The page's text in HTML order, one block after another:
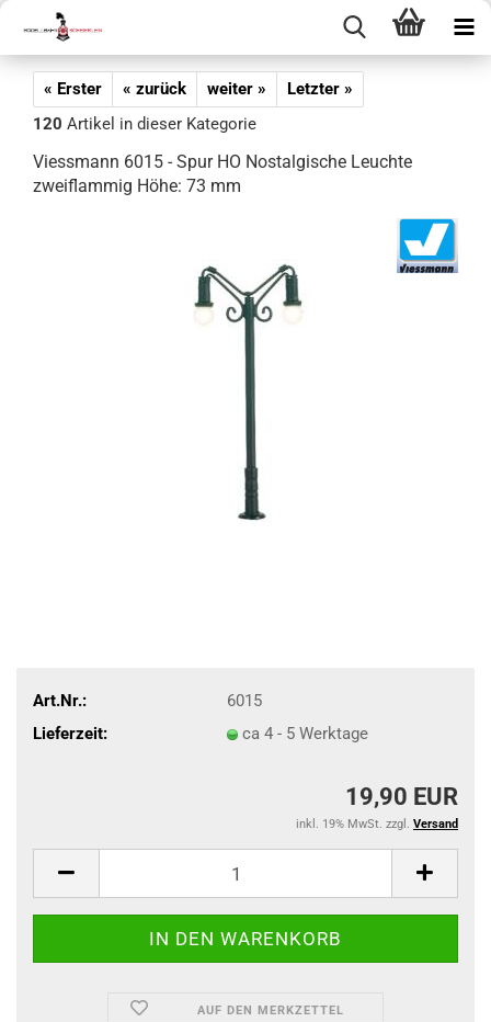
« Erster « zurück weiter »
Letzter »
120 Artikel in dieser Kategorie
Viessmann 6015 - Spur HO Nostalgische Leuchte
zweiflammig Höhe: 73 mm
Art.Nr.:
6015
Lieferzeit:
ca 4 - 5 Werktage
19,90 EUR
inkl. 19% MwSt. zzgl. Versand
AUF DEN MERKZETTEL